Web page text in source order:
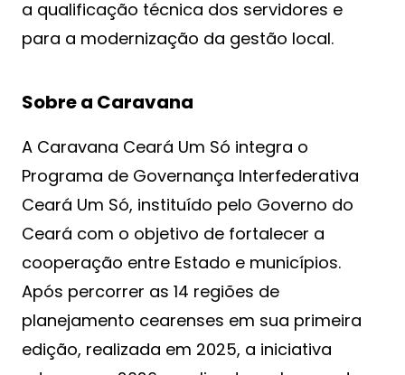
a qualificação técnica dos servidores e
para a modernização da gestão local.
Sobre a Caravana
A Caravana Ceará Um Só integra o
Programa de Governança Interfederativa
Ceará Um Só, instituído pelo Governo do
Ceará com o objetivo de fortalecer a
cooperação entre Estado e municípios.
Após percorrer as 14 regiões de
planejamento cearenses em sua primeira
edição, realizada em 2025, a iniciativa